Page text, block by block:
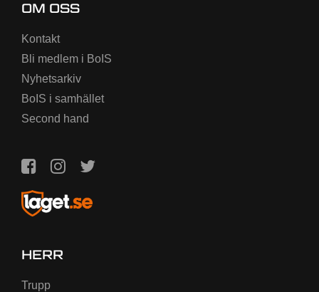
OM OSS
Kontakt
Bli medlem i BoIS
Nyhetsarkiv
BoIS i samhället
Second hand
HERR
Trupp